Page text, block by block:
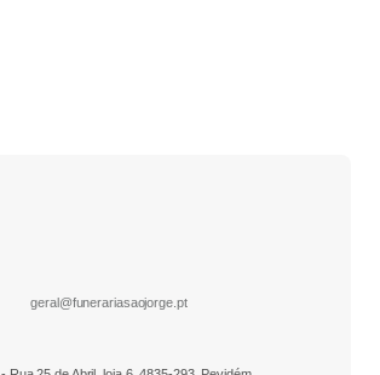
geral@funerariasaojorge.pt